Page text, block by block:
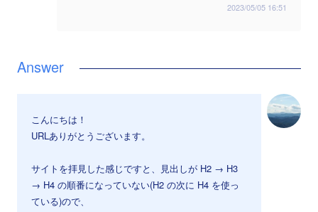
2023/05/05 16:51
こんにちは！
URLありがとうございます。
サイトを拝見した感じですと、見出しが H2 → H3
→ H4 の順番になっていない(H2 の次に H4 を使っ
ている)ので、